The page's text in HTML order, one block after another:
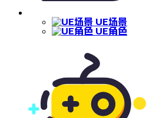
UE场景
UE角色